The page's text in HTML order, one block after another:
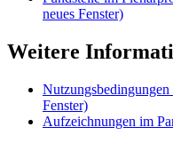
neues Fenster)
Weitere
Nutzungsbedingungen
Fenster)
Aufzeichnungen im